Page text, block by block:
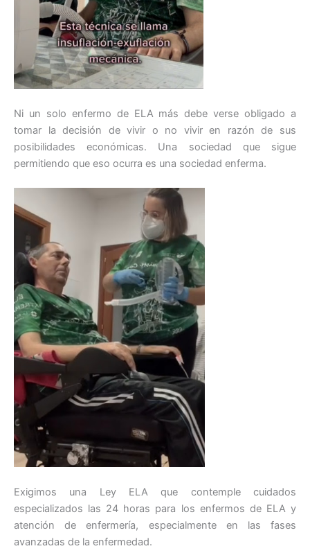
Ni un solo enfermo de ELA más debe verse obligado a
tomar la decisión de vivir o no vivir en razón de sus
posibilidades económicas. Una sociedad que sigue
permitiendo que eso ocurra es una sociedad enferma.
Exigimos una Ley ELA que contemple cuidados
especializados las 24 horas para los enfermos de ELA y
atención de enfermería, especialmente en las fases
avanzadas de la enfermedad.